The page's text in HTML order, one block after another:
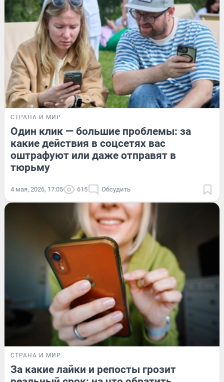
СТРАНА И МИР
Один клик — большие проблемы: за
какие действия в соцсетях вас
оштрафуют или даже отправят в
тюрьму
4 мая, 2026, 17:05 615 Обсудить
СТРАНА И МИР
За какие лайки и репосты грозит